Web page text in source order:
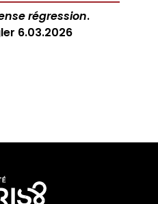
régression.
6.03.2026